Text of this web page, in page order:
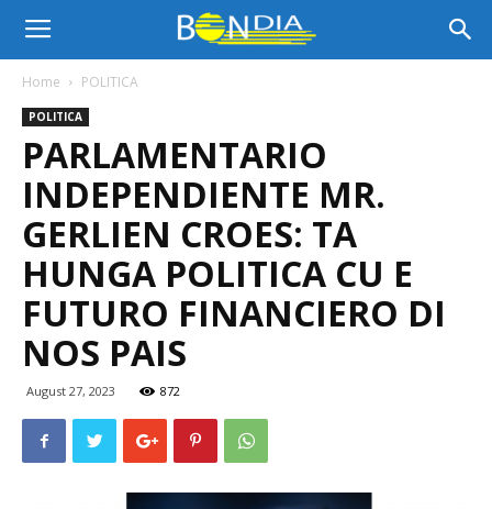
Bon
Dia
Aruba
Noticia
Home POLITICA
POLITICA
PARLAMENTARIO
INDEPENDIENTE MR.
GERLIEN CROES: TA
HUNGA POLITICA CU E
FUTURO FINANCIERO DI
NOS PAIS
August 27, 2023 872